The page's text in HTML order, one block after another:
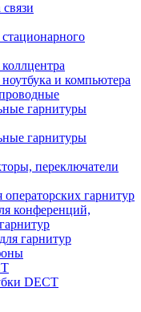
и компьютера
гарнитуры
гарнитуры
переключатели
гарнитур
конференций,
гарнитур
DECT